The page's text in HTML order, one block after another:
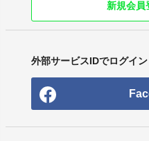
新規会員
外部サービスIDでログイン